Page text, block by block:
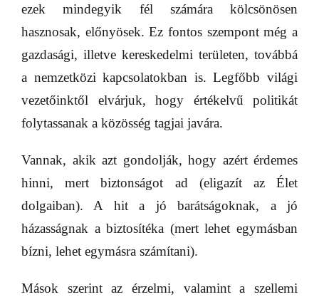
ezek mindegyik fél számára kölcsönösen
hasznosak, előnyösek. Ez fontos szempont még a
gazdasági, illetve kereskedelmi területen, továbbá
a nemzetközi kapcsolatokban is. Legfőbb világi
vezetőinktől elvárjuk, hogy értékelvű politikát
folytassanak a közösség tagjai javára.
Vannak, akik azt gondolják, hogy azért érdemes
hinni, mert biztonságot ad (eligazít az Élet
dolgaiban). A hit a jó barátságoknak, a jó
házasságnak a biztosítéka (mert lehet egymásban
bízni, lehet egymásra számítani).
Mások szerint az érzelmi, valamint a szellemi